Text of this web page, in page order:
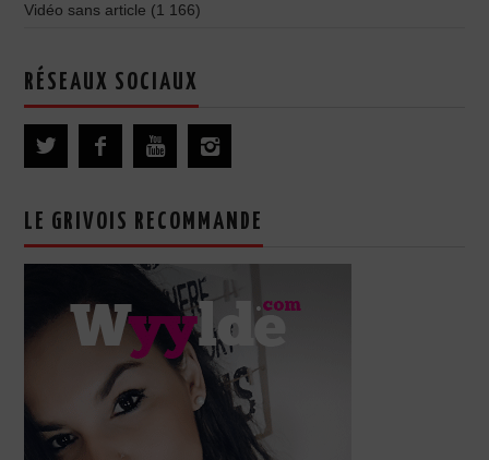
Vidéo sans article (1 166)
RÉSEAUX SOCIAUX
LE GRIVOIS RECOMMANDE